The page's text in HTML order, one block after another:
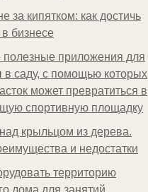
за кипятком: как достичь
бизнесе
приложения для
в саду, с помощью которых
может превратиться в
спортивную площадку
крыльцом из дерева.
и недостатки
территорию
дома для занятий